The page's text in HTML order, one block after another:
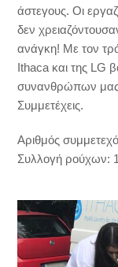
άστεγους. Οι
δεν
ανάγκη! Με τον
Ithaca και της LG
συνανθρώπων μας
Συμμετέχεις.
Αριθμός
Συλλογή ρούχων: